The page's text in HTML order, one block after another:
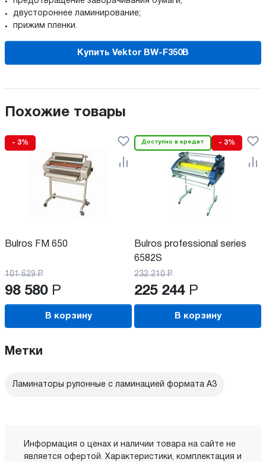
двустороннее ламинирование;
прижим пленки.
Купить Vektor BW-F350B
Похожие товары
- 3%
Bulros FM 650
101 629 Р
98 580 Р
В корзину
Доступно в кредит - 3%
Bulros professional series
6582S
232 210 Р
225 244 Р
В корзину
Метки
Ламинаторы рулонные с ламинацией формата А3
Информация о ценах и наличии товара на сайте не
является офертой. Характеристики, комплектация и